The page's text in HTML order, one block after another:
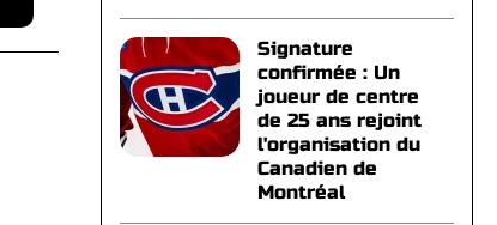
Signature
confirmée : Un
joueur de centre
de 25 ans rejoint
l'organisation du
Canadien de
Montréal